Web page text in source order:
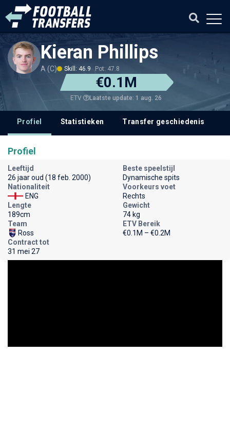
Kieran Phillips
A (C) Skill: 46.9 Pot: 47.8
€0.1M
ETV Laatste update: 1 aug. 26
Profiel Statistieken Transfer geschiedenis
Profiel
Leeftijd
26 jaar oud (18 feb. 2000)
Beste speelstijl
Dynamische spits
Nationaliteit
ENG
Voorkeurs voet
Rechts
Lengte
189cm
Gewicht
74 kg
Team
Ross
ETV Bereik
€0.1M – €0.2M
Contract tot
31 mei 27